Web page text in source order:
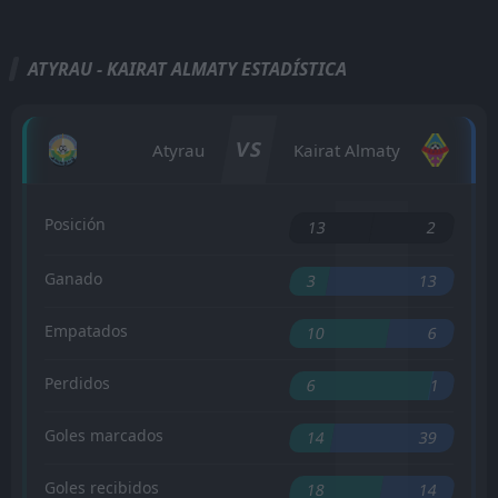
ATYRAU - KAIRAT ALMATY ESTADÍSTICA
Atyrau VS Kairat Almaty
Posición 13 2
Ganado 3 13
Empatados 10 6
Perdidos 6 1
Goles marcados 14 39
Goles recibidos 18 14